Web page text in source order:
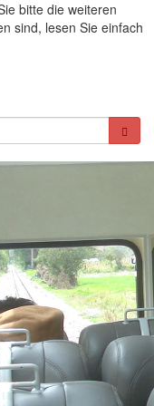
bitte die weiteren
sind, lesen Sie einfach